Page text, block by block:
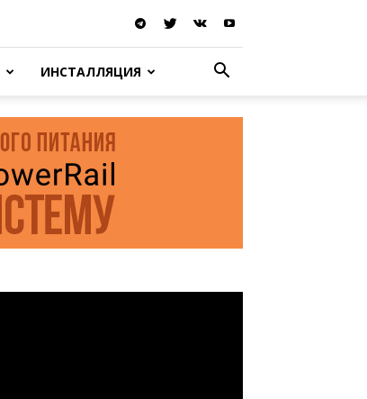
ИНСТАЛЛЯЦИЯ